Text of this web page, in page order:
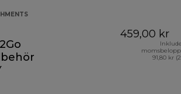
459,00 kr
91,80 kr